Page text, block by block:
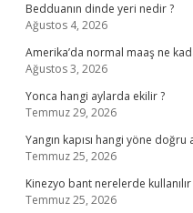
Bedduanın dinde yeri nedir ?
Ağustos 4, 2026
Amerika’da normal maaş ne
Ağustos 3, 2026
Yonca hangi aylarda ekilir ?
Temmuz 29, 2026
Yangın kapısı hangi yöne doğru
Temmuz 25, 2026
Kinezyo bant nerelerde kullanılır
Temmuz 25, 2026